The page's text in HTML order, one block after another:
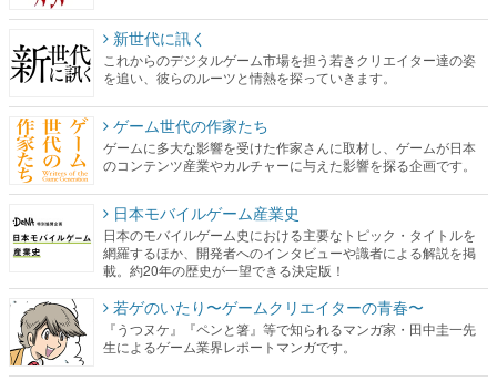
新世代に訊く
これからのデジタルゲーム市場を担う若きクリエイター達の姿
を追い、彼らのルーツと情熱を探っていきます。
ゲーム世代の作家たち
ゲームに多大な影響を受けた作家さんに取材し、ゲームが日本
のコンテンツ産業やカルチャーに与えた影響を探る企画です。
日本モバイルゲーム産業史
日本のモバイルゲーム史における主要なトピック・タイトルを
網羅するほか、開発者へのインタビューや識者による解説を掲
載。約20年の歴史が一望できる決定版！
若ゲのいたり〜ゲームクリエイターの青春〜
『うつヌケ』『ペンと箸』等で知られるマンガ家・田中圭一先
生によるゲーム業界レポートマンガです。